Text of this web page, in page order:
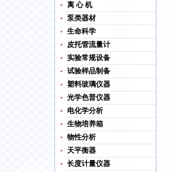
离 心 机
泵类器材
生命科学
皮托管流量计
实验常规设备
试验样品制备
塑料玻璃仪器
光学色普仪器
电化学分析
生物培养箱
物性分析
天平衡器
长度计量仪器